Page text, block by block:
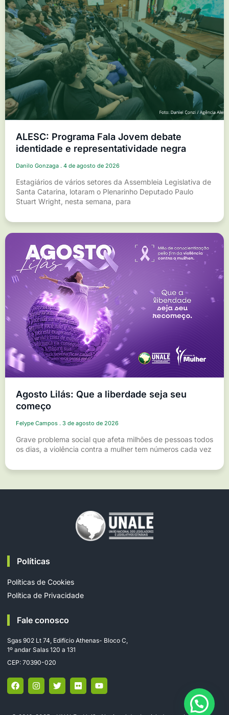
ALESC: Programa Fala Jovem debate
identidade e representatividade negra
Danilo Gonzaga 4 de agosto de 2026
Estagiários de vários setores da Assembleia Legislativa de
Santa Catarina, lotaram o Plenarinho Deputado Paulo
Stuart Wright, nesta semana, para
Agosto Lilás: Que a liberdade seja seu
começo
Felype Campos 3 de agosto de 2026
Grave problema social que afeta milhões de pessoas todos
os dias, a violência contra a mulher tem números cada vez
Políticas
Políticas de Cookies
Política de Privacidade
Fale conosco
Sgas 902 Lt 74, Edifício Athenas- Bloco C,
1º andar Salas 120 a 131
CEP: 70390-020